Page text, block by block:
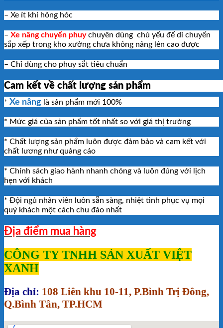
– Xe ít khi hỏng hóc
– Xe nâng chuyển phuy chuyên dùng chủ yếu để di chuyển
sắp xếp trong kho xưởng chưa không nâng lên cao được
– Chỉ dùng cho phuy sắt tiêu chuẩn
Cam kết về chất lượng sản phẩm
* Xe nâng là sản phẩm mới 100%
* Mức giá của sản phẩm tốt nhất so với giá thị trường
* Chất lượng sản phẩm luôn được đảm bảo và cam kết với
chất lương như quảng cáo
* Chính sách giao hành nhanh chóng và luôn đúng với lịch
hẹn với khách
* Đội ngủ nhân viên luôn sẵn sàng, nhiệt tình phục vụ mọi
quý khách một cách chu đáo nhất
Địa điểm mua hàng
CÔNG TY TNHH SẢN XUẤT VIỆT
XANH
Địa chỉ: 108 Liên khu 10-11, P.Bình Trị Đông,
Q.Bình Tân, TP.HCM